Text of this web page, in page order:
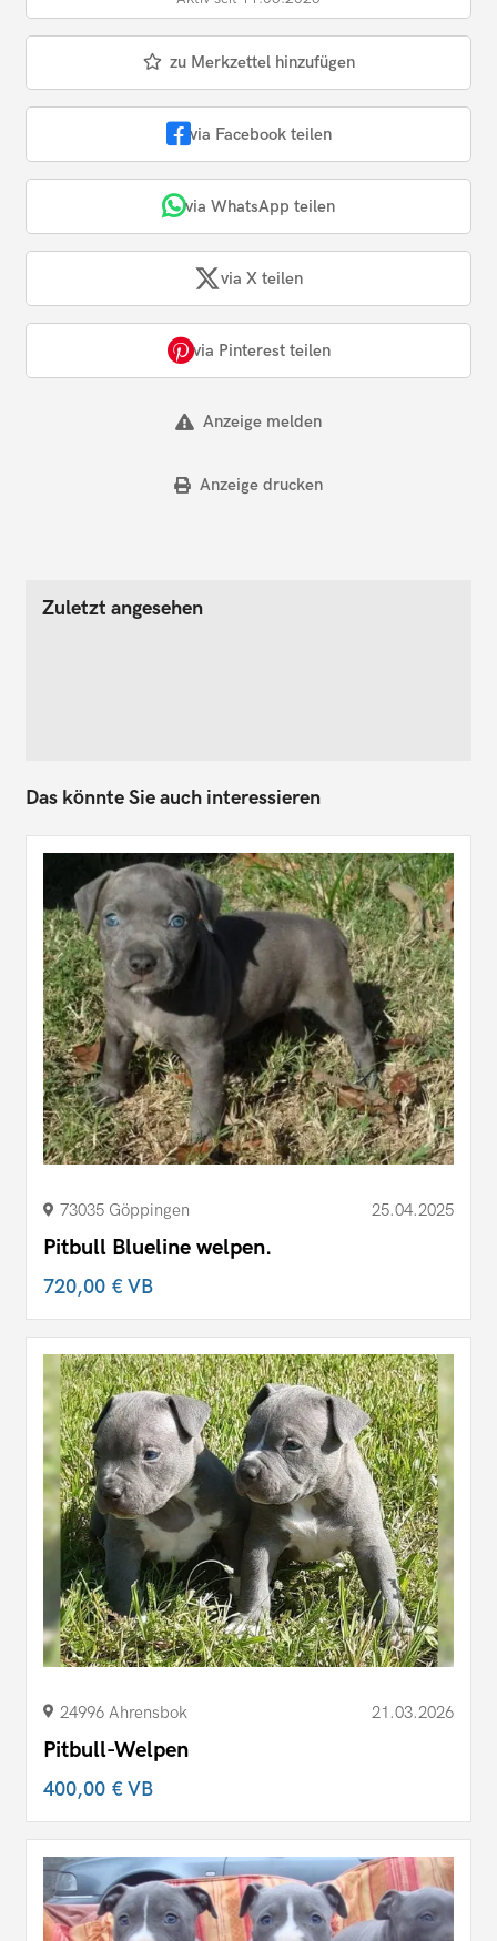
zu Merkzettel hinzufügen
via Facebook teilen
via WhatsApp teilen
via X teilen
via Pinterest teilen
Anzeige melden
Anzeige drucken
Zuletzt angesehen
Das könnte Sie auch interessieren
73035 Göppingen 25.04.2025
Pitbull Blueline welpen.
720,00 €VB
24996 Ahrensbok 21.03.2026
Pitbull-Welpen
400,00 €VB